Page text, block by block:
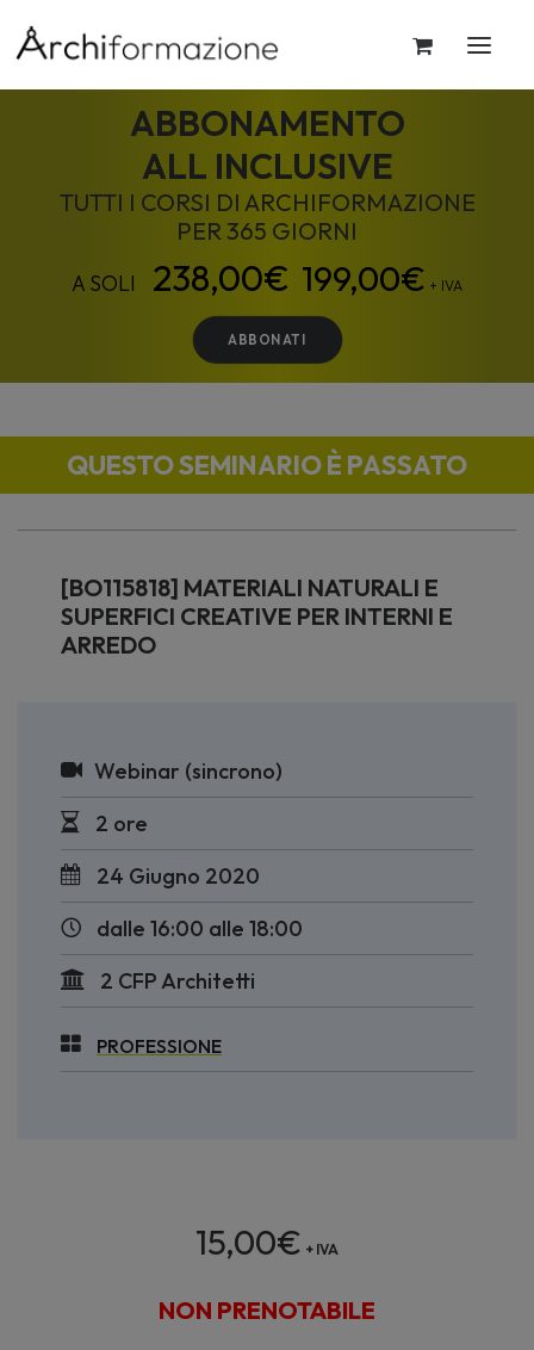
ABBONAMENTO
ALL INCLUSIVE
TUTTI I CORSI DI ARCHIFORMAZIONE
PER 365 GIORNI
199,00€ + IVA
ABBONATI
QUESTO SEMINARIO È PASSATO
[BO115818] MATERIALI NATURALI E
SUPERFICI CREATIVE PER INTERNI E
ARREDO
Webinar (sincrono)
2 ore
24 Giugno 2020
dalle 16:00 alle 18:00
2 CFP Architetti
PROFESSIONE
15,00€ + IVA
NON PRENOTABILE